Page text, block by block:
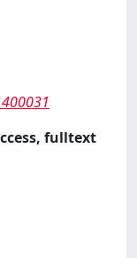
fulltext